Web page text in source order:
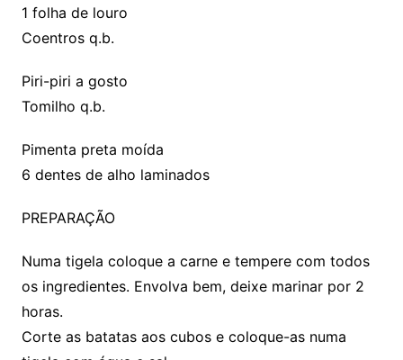
1 folha de louro
Coentros q.b.
Piri-piri a gosto
Tomilho q.b.
Pimenta preta moída
6 dentes de alho laminados
PREPARAÇÃO
Numa tigela coloque a carne e tempere com todos
os ingredientes. Envolva bem, deixe marinar por 2
horas.
Corte as batatas aos cubos e coloque-as numa